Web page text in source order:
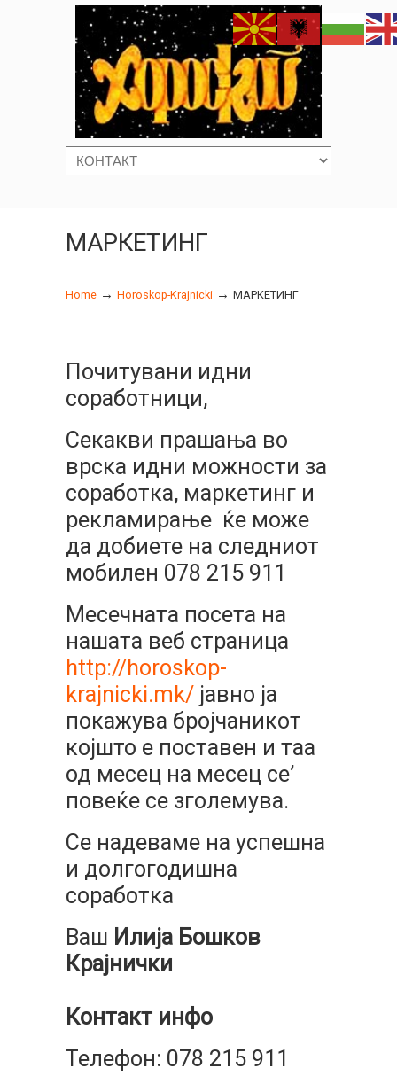
Navigation
МАРКЕТИНГ
Home → Horoskop-Krajnicki → МАРКЕТИНГ
Почитувани идни
соработници,
Секакви прашања во
врска идни можности за
соработка, маркетинг и
рекламирање ќе може
да добиете на следниот
мобилен 078 215 911
Mесечната посета на
нашата веб страница
http://horoskop-
krajnicki.mk/ јавно ја
покажува бројчаникот
којшто е поставен и таа
од месец на месец се’
повеќе се зголемува.
Се надеваме на успешна
и долгогодишна
соработка
Ваш Илија Бошков
Крајнички
Контакт инфо
Телефон: 078 215 911